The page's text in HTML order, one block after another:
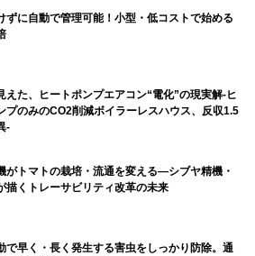
ずに自動で管理可能！小型・低コストで始める
えた、ヒートポンプエアコン“電化”の現実解-ヒ
プのみのCO2削減ボイラーレスハウス、反収1.5
-
がトマトの栽培・流通を変える―シブヤ精機・
描くトレーサビリティ改革の未来
で早く・長く発生する害虫をしっかり防除。通